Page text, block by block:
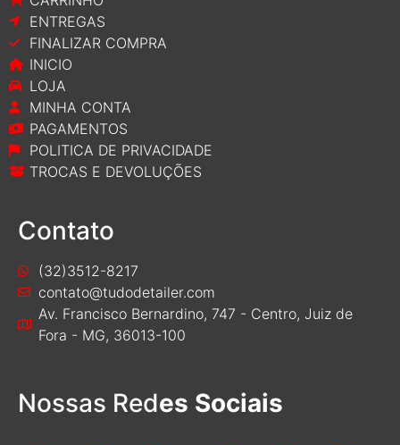
ENTREGAS
FINALIZAR COMPRA
INICIO
LOJA
MINHA CONTA
PAGAMENTOS
POLITICA DE PRIVACIDADE
TROCAS E DEVOLUÇÕES
Contato
(32)3512-8217
contato@tudodetailer.com
Av. Francisco Bernardino, 747 - Centro, Juiz de
Fora - MG, 36013-100
Nossas Redes Sociais